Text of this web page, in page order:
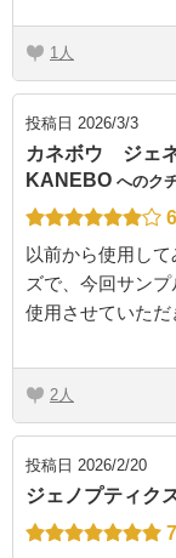
1
投稿日 2026/3/3
カネボウ ジェ
KANEBO へのク
6
以前から使用し
ズで、今回サンプ
使用させていただ
2
投稿日 2026/2/20
ジェノプティク
7